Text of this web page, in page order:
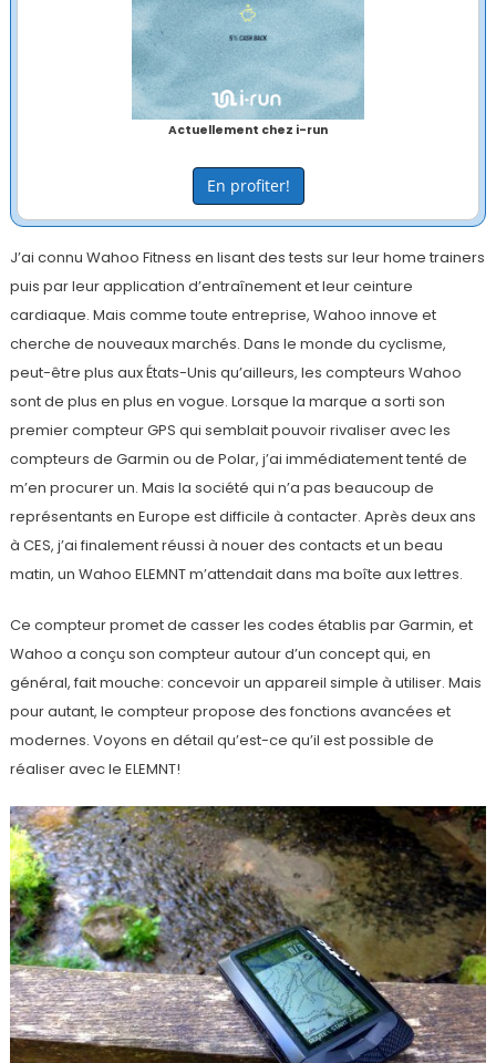
Actuellement chez i-run
En profiter!
J’ai connu Wahoo Fitness en lisant des tests sur leur home trainers
puis par leur application d’entraînement et leur ceinture
cardiaque. Mais comme toute entreprise, Wahoo innove et
cherche de nouveaux marchés. Dans le monde du cyclisme,
peut-être plus aux États-Unis qu’ailleurs, les compteurs Wahoo
sont de plus en plus en vogue. Lorsque la marque a sorti son
premier compteur GPS qui semblait pouvoir rivaliser avec les
compteurs de Garmin ou de Polar, j’ai immédiatement tenté de
m’en procurer un. Mais la société qui n’a pas beaucoup de
représentants en Europe est difficile à contacter. Après deux ans
à CES, j’ai finalement réussi à nouer des contacts et un beau
matin, un Wahoo ELEMNT m’attendait dans ma boîte aux lettres.
Ce compteur promet de casser les codes établis par Garmin, et
Wahoo a conçu son compteur autour d’un concept qui, en
général, fait mouche: concevoir un appareil simple à utiliser. Mais
pour autant, le compteur propose des fonctions avancées et
modernes. Voyons en détail qu’est-ce qu’il est possible de
réaliser avec le ELEMNT!